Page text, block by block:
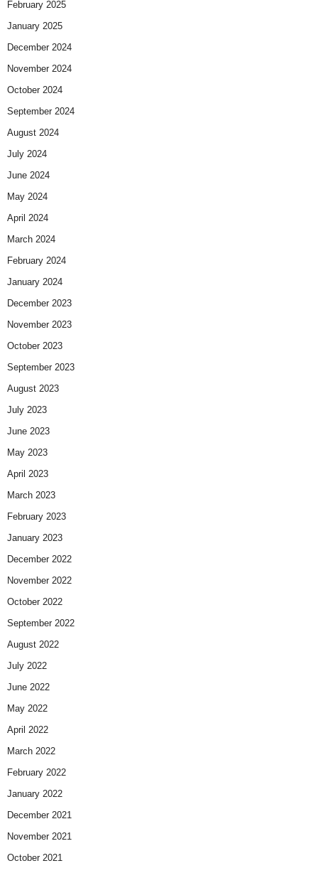
February 2025
January 2025
December 2024
November 2024
October 2024
September 2024
August 2024
July 2024
June 2024
May 2024
April 2024
March 2024
February 2024
January 2024
December 2023
November 2023
October 2023
September 2023
August 2023
July 2023
June 2023
May 2023
April 2023
March 2023
February 2023
January 2023
December 2022
November 2022
October 2022
September 2022
August 2022
July 2022
June 2022
May 2022
April 2022
March 2022
February 2022
January 2022
December 2021
November 2021
October 2021